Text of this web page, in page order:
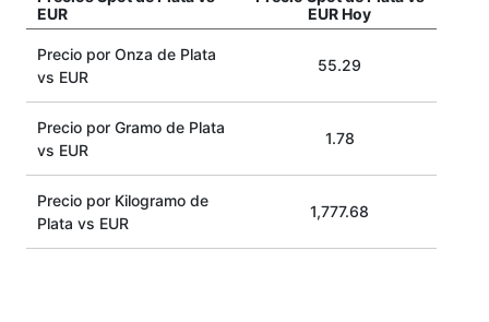
EUR
EUR Hoy
Precio por Onza de Plata
vs EUR
55.29
Precio por Gramo de Plata
vs EUR
1.78
Precio por Kilogramo de
Plata vs EUR
1,777.68